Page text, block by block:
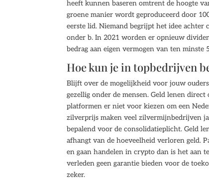
heeft kunnen baseren omtrent de hoogte
groene manier wordt geproduceerd door
eerste lid. Niemand begrijpt het idee achter
onder b. In 2021 worden er opnieuw
bedrag aan eigen vermogen van ten minste
Hoe kun je in topbedrijven
Blijft over de mogelijkheid voor jouw
gezellig onder de mensen. Geld lenen
platformen er niet voor kiezen om een
zilverprijs maken veel zilvermijnbedrijven
bepalend voor de consolidatieplicht. Geld
afhangt van de hoeveelheid verloren geld.
en gaan handelen in crypto dan is het aan
verleden geen garantie bieden voor de
zeker.